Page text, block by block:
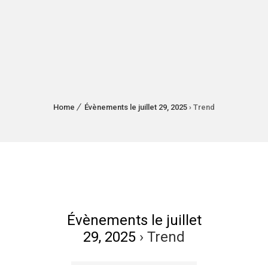
Home Évènements le juillet 29, 2025 › Trend
Évènements le juillet
29, 2025 › Trend